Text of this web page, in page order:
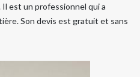
est un professionnel qui a
Son devis est gratuit et sans